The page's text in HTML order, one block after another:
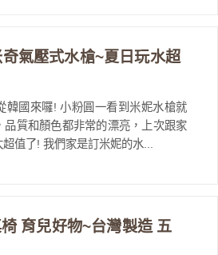
氣壓式水槍~夏日玩水超
韓國來囉! 小粉圓一看到米妮水槍就
品質和顏色都非常的漂亮，上次跟家
值了! 我們家是訂米妮的水...
育兒好物~台灣製造 五